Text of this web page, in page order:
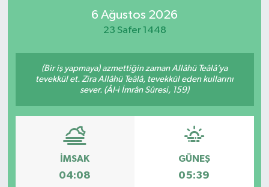
6 Ağustos 2026
23 Safer 1448
(Bir iş yapmaya) azmettiğin zaman Allâhü Teâlâ’ya
tevekkül et. Zira Allâhü Teâlâ, tevekkül eden kullarını
sever. (Âl-i İmrân Sûresi, 159)
İMSAK
04:08
GÜNEŞ
05:39
ŞİRKET PANO